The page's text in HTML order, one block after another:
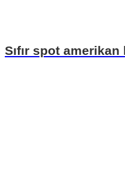
Sıfır spot amerikan